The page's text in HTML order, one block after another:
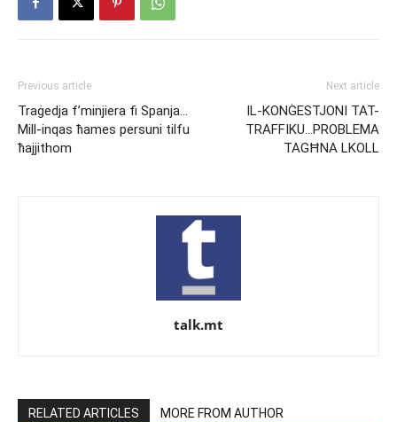
Previous article
Traġedja f’minjiera fi Spanja…
Mill-inqas ħames persuni tilfu
ħajjithom
Next article
IL-KONĠESTJONI TAT-
TRAFFIKU…PROBLEMA
TAGĦNA LKOLL
talk.mt
RELATED ARTICLES MORE FROM AUTHOR